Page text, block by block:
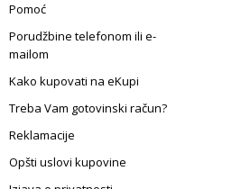
Pomoć
Porudžbine telefonom ili e-
mailom
Kako kupovati na eKupi
Treba Vam gotovinski račun?
Reklamacije
Opšti uslovi kupovine